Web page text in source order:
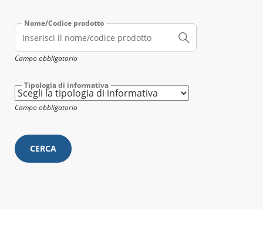
Nome/Codice prodotto
Campo obbligatorio
Tipologia di informativa
Campo obbligatorio
CERCA